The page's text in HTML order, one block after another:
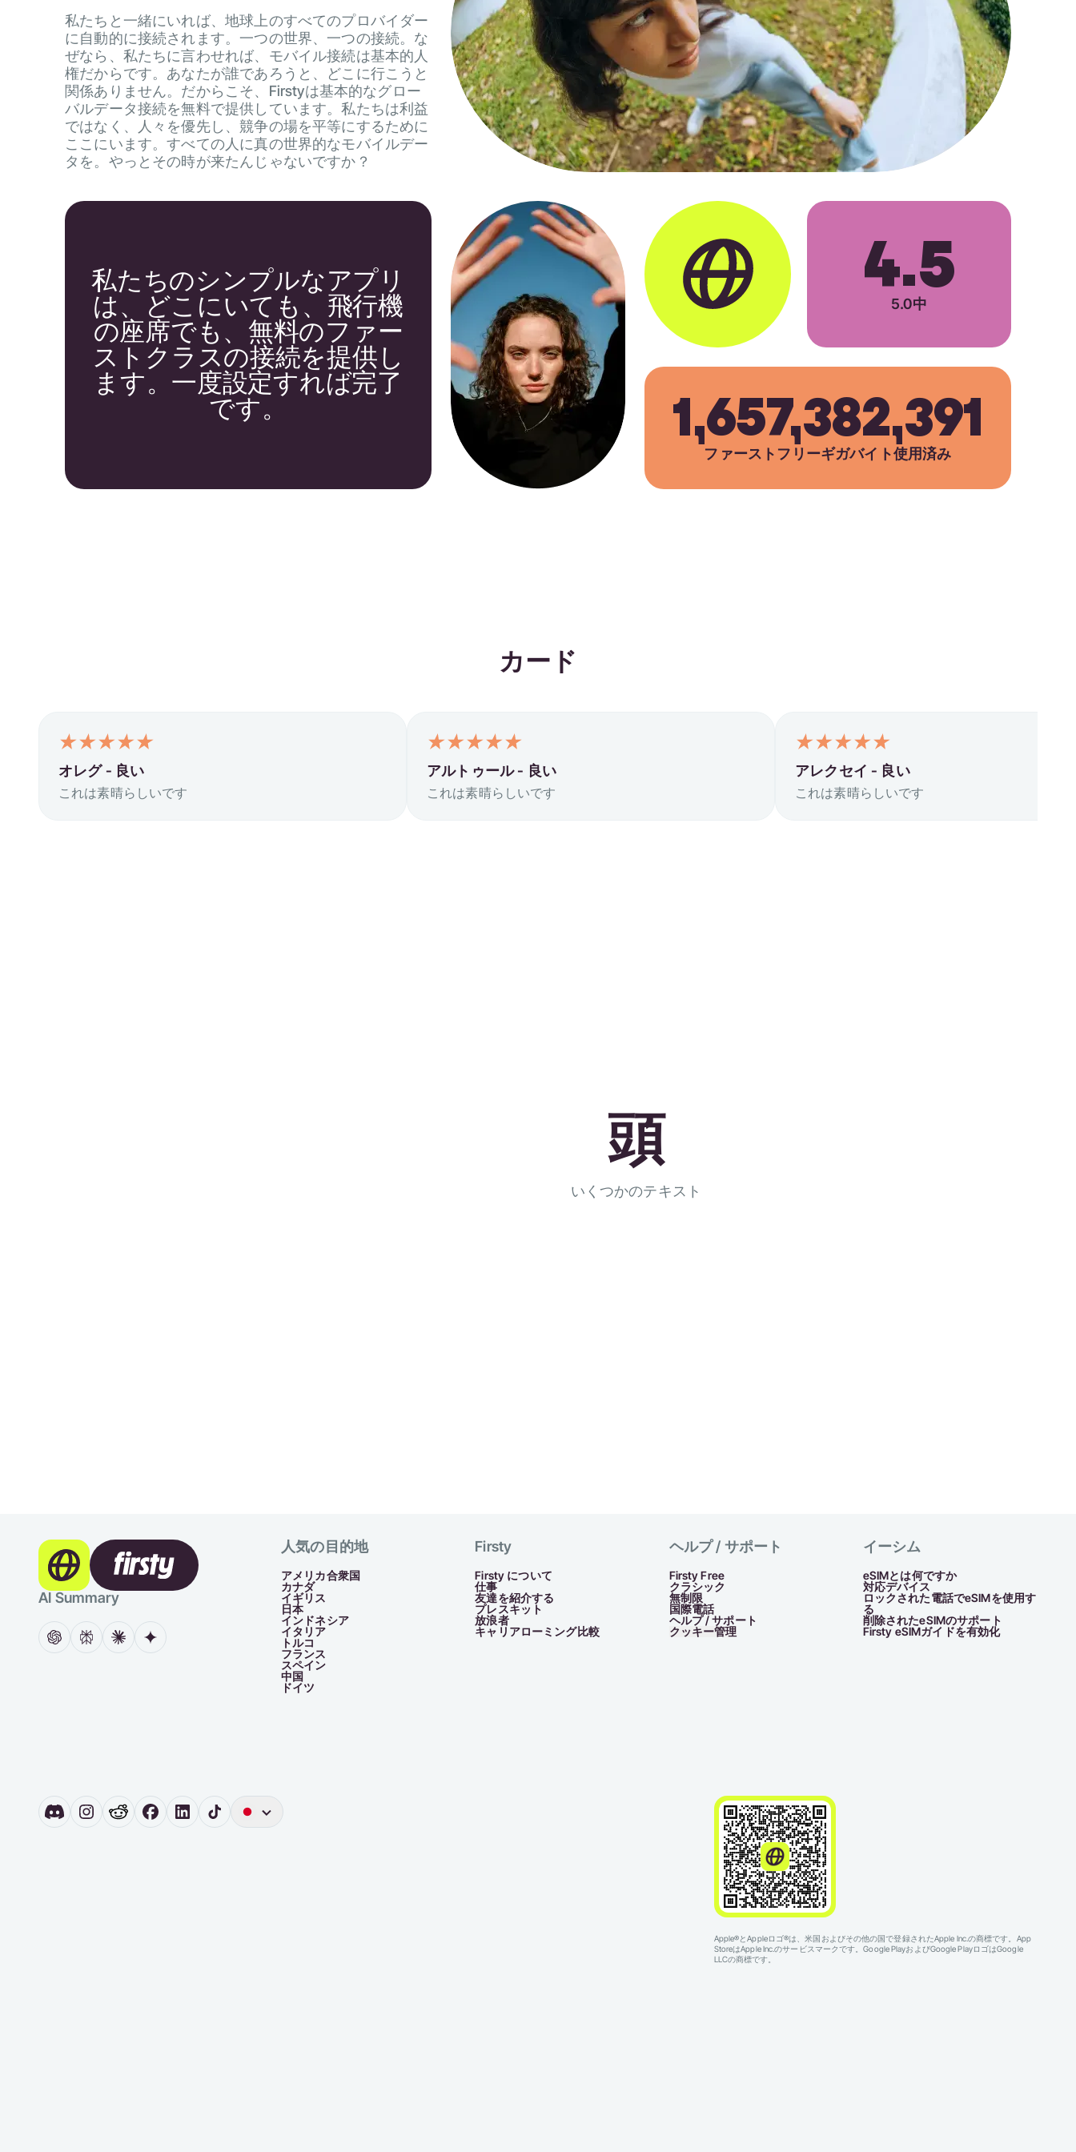
私たちと一緒にいれば、地球上のすべてのプロバイダー
に自動的に接続されます。一つの世界、一つの接続。な
ぜなら、私たちに言わせれば、モバイル接続は基本的人
権だからです。あなたが誰であろうと、どこに行こうと
関係ありません。だからこそ、Firstyは基本的なグロー
バルデータ接続を無料で提供しています。私たちは利益
ではなく、人々を優先し、競争の場を平等にするために
ここにいます。すべての人に真の世界的なモバイルデー
タを。やっとその時が来たんじゃないですか？
4.5
5.0中
1,657,382,391
ファーストフリーギガバイト使用済み
私たちのシンプルなアプリ
は、どこにいても、飛行機
の座席でも、無料のファー
ストクラスの接続を提供し
ます。一度設定すれば完了
です。
カード
オレグ - 良い
これは素晴らしいです
アルトゥール - 良い
これは素晴らしいです
アレクセイ - 良い
これは素晴らしいです
頭
いくつかのテキスト
AI Summary
人気の目的地
アメリカ合衆国
カナダ
イギリス
日本
インドネシア
イタリア
トルコ
フランス
スペイン
中国
ドイツ
Firsty
Firsty について
仕事
友達を紹介する
プレスキット
放浪者
キャリアローミング比較
ヘルプ / サポート
Firsty Free
クラシック
無制限
国際電話
ヘルプ / サポート
クッキー管理
イーシム
eSIMとは何ですか
対応デバイス
ロックされた電話でeSIMを使用す
る
削除されたeSIMのサポート
Firsty eSIMガイドを有効化
Apple®とAppleロゴ®は、米国およびその他の国で登録されたApple Inc.の商標です。App
StoreはApple Inc.のサービスマークです。Google PlayおよびGoogle PlayロゴはGoogle
LLCの商標です。